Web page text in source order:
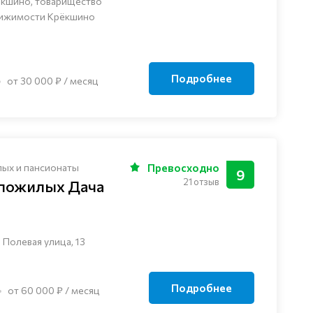
Крёкшино
от 30 000 ₽ / месяц Подробнее
и пансионаты
Дача
улица, 13
9
Превосходно
21 отзыв
от 60 000 ₽ / месяц Подробнее